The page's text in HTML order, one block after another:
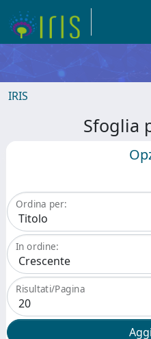
IRIS
Sfoglia
Ordina per:
In ordine:
Risultati/Pagina